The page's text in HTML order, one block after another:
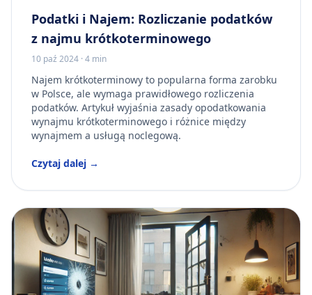
Podatki i Najem: Rozliczanie podatków
z najmu krótkoterminowego
10 paź 2024 ·4 min
Najem krótkoterminowy to popularna forma zarobku
w Polsce, ale wymaga prawidłowego rozliczenia
podatków. Artykuł wyjaśnia zasady opodatkowania
wynajmu krótkoterminowego i różnice między
wynajmem a usługą noclegową.
Czytaj dalej →